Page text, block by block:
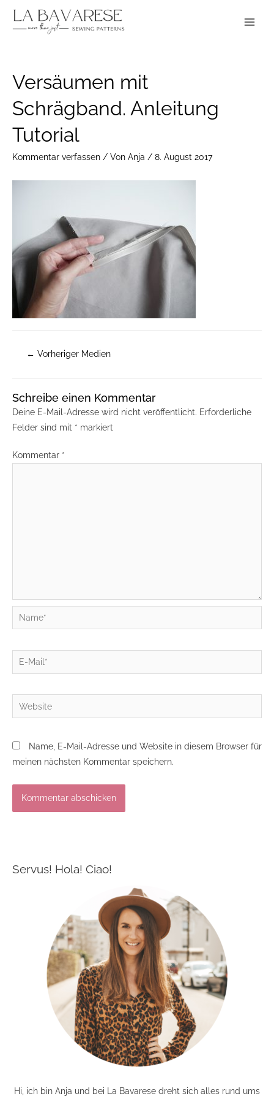
Inhalt
Versäumen mit
Schrägband. Anleitung
Tutorial
Kommentar verfassen / Von Anja / 8. August 2017
navigation
← Vorheriger Medien
Schreibe einen Kommentar
Deine E-Mail-Adresse wird nicht veröffentlicht. Erforderliche
Felder sind mit * markiert
Kommentar *
Name*
E-
Mail*
Website
Name, E-Mail-Adresse und Website in diesem Browser für
meinen nächsten Kommentar speichern.
Servus! Hola! Ciao!
Hi, ich bin Anja und bei La Bavarese dreht sich alles rund ums